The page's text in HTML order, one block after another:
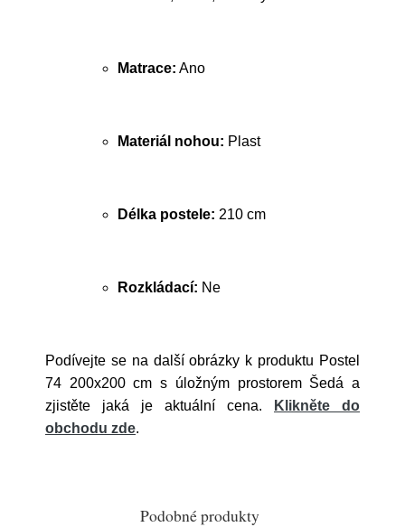
Matrace: Ano
Materiál nohou: Plast
Délka postele: 210 cm
Rozkládací: Ne
Podívejte se na další obrázky k produktu Postel
74 200x200 cm s úložným prostorem Šedá a
zjistěte jaká je aktuální cena.
Klikněte do
obchodu zde.
Podobné produkty